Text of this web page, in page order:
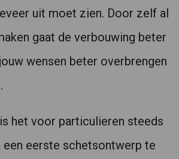
uit moet zien. Door zelf al
gaat de verbouwing beter
wensen beter overbrengen
het voor particulieren steeds
eerste schetsontwerp te